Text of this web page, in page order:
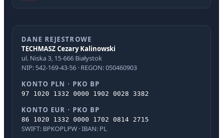
DANE REJESTROWE
TECHMASZ Cezary Kalinowski
ul. Niska 3, 15-666 Białystok
NIP: 542-169-43-56 · REGON: 050460903
KONTO PLN · PKO BP
97 1020 1332 0000 1902 0028 3382
KONTO EUR · PKO BP
86 1020 1332 0000 1702 0814 2715
SWIFT: BPKOPLPW · IBAN: PL